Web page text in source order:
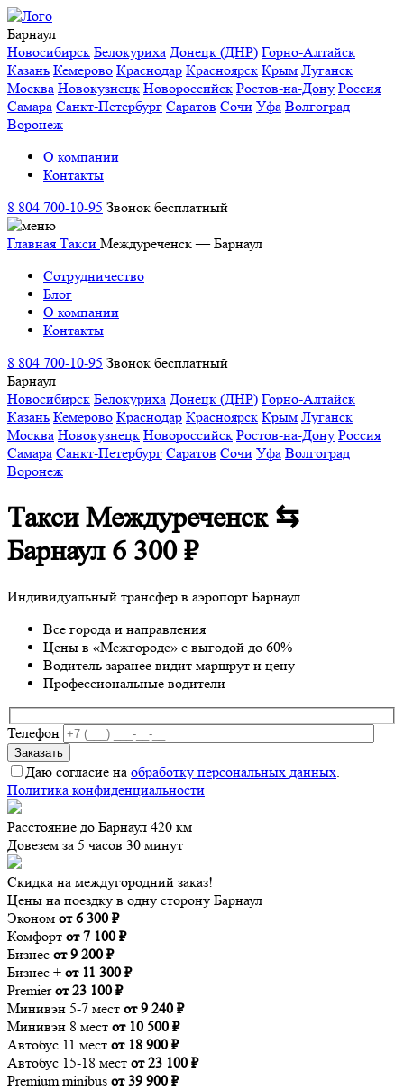
Барнаул
Новосибирск Белокуриха Донецк (ДНР) Горно-Алтайск
Казань Кемерово Краснодар Красноярск Крым Луганск
Москва Новокузнецк Новороссийск Ростов-на-Дону Россия
Самара Санкт-Петербург Саратов Сочи Уфа Волгоград
Воронеж
О компании
Контакты
8 804 700-10-95 Звонок бесплатный
Главная Такси Междуреченск — Барнаул
Сотрудничество
Блог
О компании
Контакты
8 804 700-10-95 Звонок бесплатный
Барнаул
Новосибирск Белокуриха Донецк (ДНР) Горно-Алтайск
Казань Кемерово Краснодар Красноярск Крым Луганск
Москва Новокузнецк Новороссийск Ростов-на-Дону Россия
Самара Санкт-Петербург Саратов Сочи Уфа Волгоград
Воронеж
Такси Междуреченск ⇆
Барнаул 6 300 ₽
Индивидуальный трансфер в аэропорт Барнаул
Все города и направления
Цены в «Межгороде» с выгодой до 60%
Водитель заранее видит маршрут и цену
Профессиональные водители
Телефон
Даю согласие на обработку персональных данных.
Политика конфиденциальности
Расстояние до Барнаул 420 км
Довезем за 5 часов 30 минут
Скидка на междугородний заказ!
Цены на поездку в одну сторону Барнаул
Эконом от 6 300 ₽
Комфорт от 7 100 ₽
Бизнес от 9 200 ₽
Бизнес + от 11 300 ₽
Premier от 23 100 ₽
Минивэн 5-7 мест от 9 240 ₽
Минивэн 8 мест от 10 500 ₽
Автобус 11 мест от 18 900 ₽
Автобус 15-18 мест от 23 100 ₽
Premium minibus от 39 900 ₽